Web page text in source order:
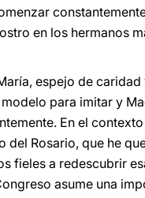
en los hermanos
espejo de caridad
para imitar y
En el
del Rosario, que he
fieles a redescubrir
asume una